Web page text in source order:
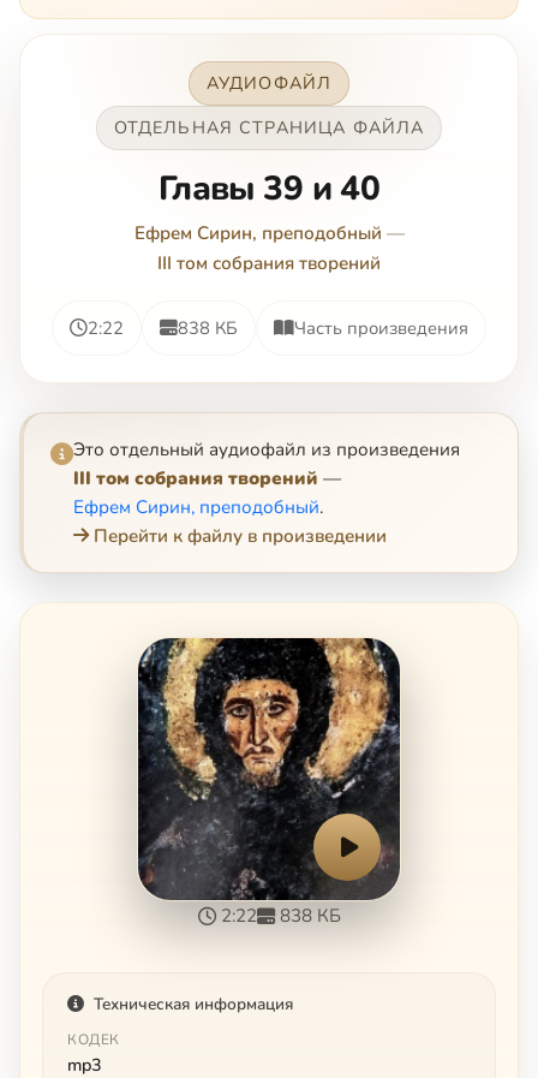
АУДИОФАЙЛ
ОТДЕЛЬНАЯ СТРАНИЦА ФАЙЛА
Главы 39 и 40
Ефрем Сирин, преподобный —
III том собрания творений
2:22 838 КБ Часть произведения
Это отдельный аудиофайл из произведения
III том собрания творений —
Ефрем Сирин, преподобный.
Перейти к файлу в произведении
2:22 838 КБ
Техническая информация
КОДЕК
mp3